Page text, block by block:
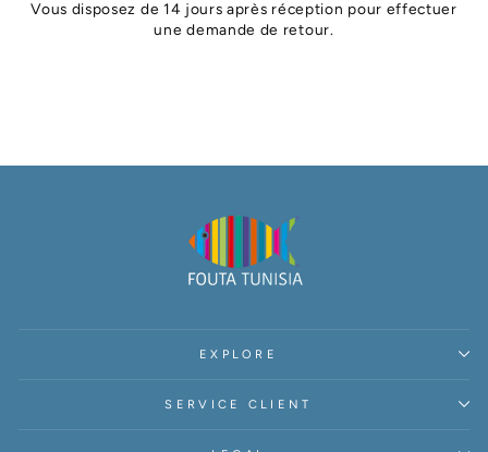
Vous disposez de 14 jours après réception pour effectuer
une demande de retour.
EXPLORE
SERVICE CLIENT